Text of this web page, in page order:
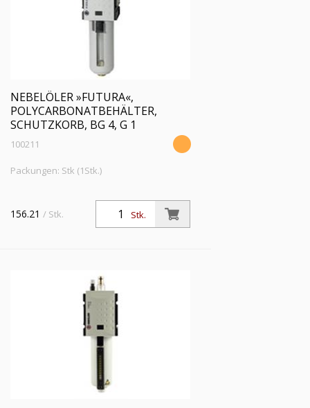
NEBELÖLER »FUTURA«,
POLYCARBONATBEHÄLTER,
SCHUTZKORB, BG 4, G 1
100211
Packungen: Stk (1Stk.)
Stk.
156.21 / Stk.